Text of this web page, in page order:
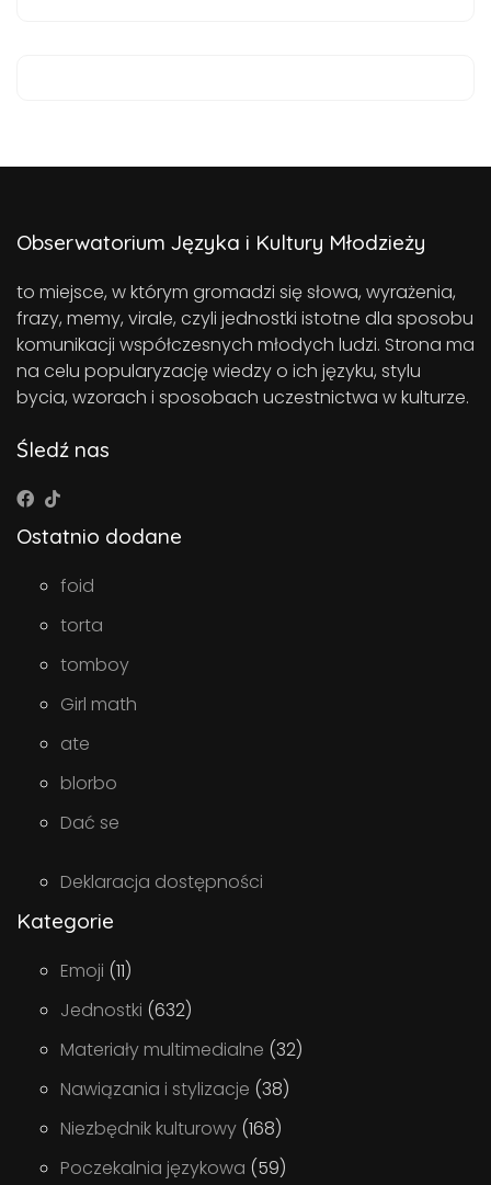
Obserwatorium Języka i Kultury Młodzieży
to miejsce, w którym gromadzi się słowa, wyrażenia,
frazy, memy, virale, czyli jednostki istotne dla sposobu
komunikacji współczesnych młodych ludzi. Strona ma
na celu popularyzację wiedzy o ich języku, stylu
bycia, wzorach i sposobach uczestnictwa w kulturze.
Śledź nas
Ostatnio dodane
foid
torta
tomboy
Girl math
ate
blorbo
Dać se
Deklaracja dostępności
Kategorie
Emoji (11)
Jednostki (632)
Materiały multimedialne (32)
Nawiązania i stylizacje (38)
Niezbędnik kulturowy (168)
Poczekalnia językowa (59)